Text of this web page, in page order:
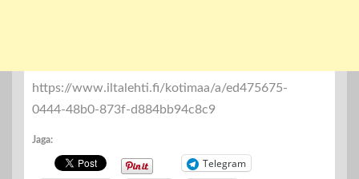
https://www.iltalehti.fi/kotimaa/a/ed475675-
0444-48b0-873f-d884bb94c8c9
Jaga:
Telegram